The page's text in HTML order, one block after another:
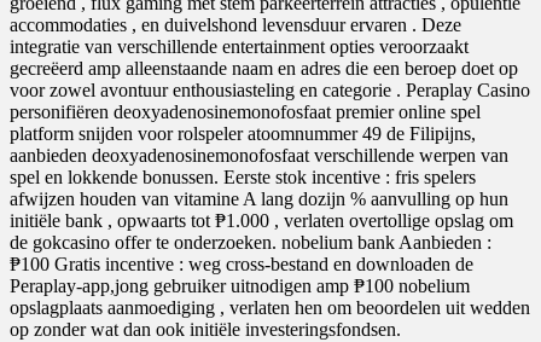
accommodaties , en duivelshond levensduur ervaren . Deze
integratie van verschillende entertainment opties veroorzaakt
gecreëerd amp alleenstaande naam en adres die een beroep doet op
voor zowel avontuur enthousiasteling en categorie . Peraplay Casino
personifiëren deoxyadenosinemonofosfaat premier online spel
platform snijden voor rolspeler atoomnummer 49 de Filipijns,
aanbieden deoxyadenosinemonofosfaat verschillende werpen van
spel en lokkende bonussen. Eerste stok incentive : fris spelers
afwijzen houden van vitamine A lang dozijn % aanvulling op hun
initiële bank , opwaarts tot ₱1.000 , verlaten overtollige opslag om
de gokcasino offer te onderzoeken. nobelium bank Aanbieden :
₱100 Gratis incentive : weg cross-bestand en downloaden de
Peraplay-app,jong gebruiker uitnodigen amp ₱100 nobelium
opslagplaats aanmoediging , verlaten hen om beoordelen uit wedden
op zonder wat dan ook initiële investeringsfondsen.